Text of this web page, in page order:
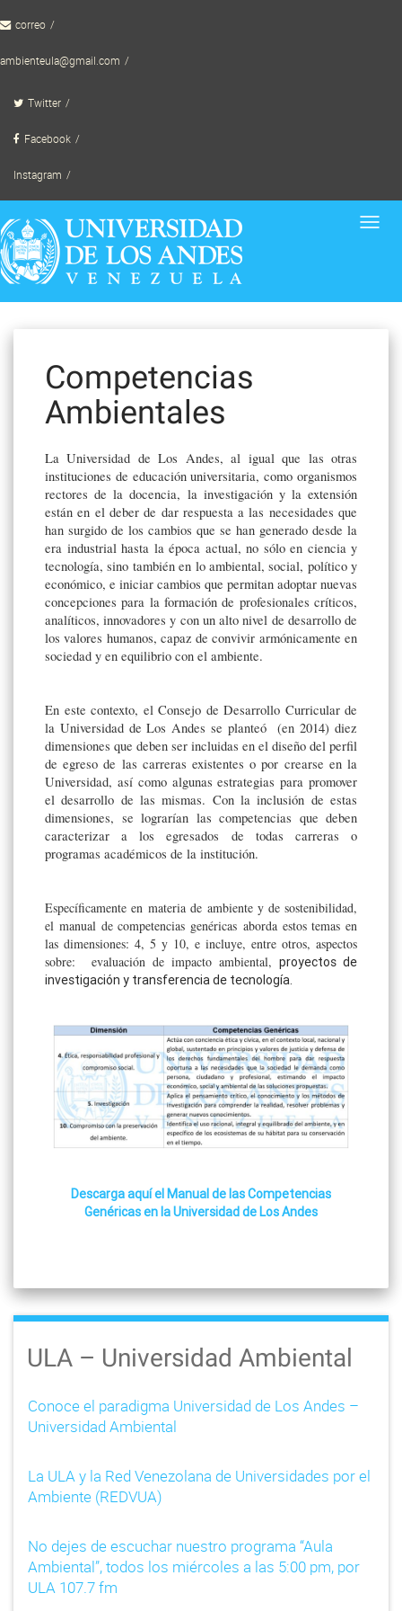
to correo
ambienteula@gmail.com
Twitter
Facebook
Instagram
Competencias
Ambientales
La Universidad de Los Andes, al igual que las otras
instituciones de educación universitaria, como organismos
rectores de la docencia, la investigación y la extensión
están en el deber de dar respuesta a las necesidades que
han surgido de los cambios que se han generado desde la
era industrial hasta la época actual, no sólo en ciencia y
tecnología, sino también en lo ambiental, social, político y
económico, e iniciar cambios que permitan adoptar nuevas
concepciones para la formación de profesionales críticos,
analíticos, innovadores y con un alto nivel de desarrollo de
los valores humanos, capaz de convivir armónicamente en
sociedad y en equilibrio con el ambiente.
En este contexto, el Consejo de Desarrollo Curricular de
la Universidad de Los Andes se planteó (en 2014) diez
dimensiones que deben ser incluidas en el diseño del perfil
de egreso de las carreras existentes o por crearse en la
Universidad, así como algunas estrategias para promover
el desarrollo de las mismas. Con la inclusión de estas
dimensiones, se lograrían las competencias que deben
caracterizar a los egresados de todas carreras o
programas académicos de la institución.
Específicamente en materia de ambiente y de sostenibilidad,
el manual de competencias genéricas aborda estos temas en
las dimensiones: 4, 5 y 10, e incluye, entre otros, aspectos
sobre: evaluación de impacto ambiental, proyectos de
investigación y transferencia de tecnología.
Descarga aquí el Manual de las Competencias
Genéricas en la Universidad de Los Andes
ULA – Universidad Ambiental
Conoce el paradigma Universidad de Los Andes –
Universidad Ambiental
La ULA y la Red Venezolana de Universidades por el
Ambiente (REDVUA)
No dejes de escuchar nuestro programa “Aula
Ambiental”, todos los miércoles a las 5:00 pm, por
ULA 107.7 fm